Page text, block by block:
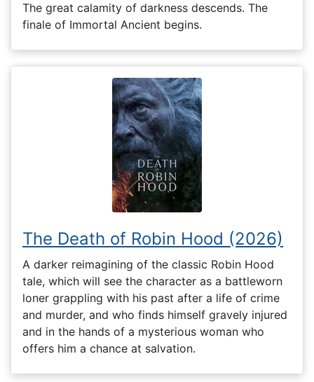
The great calamity of darkness descends. The
finale of Immortal Ancient begins.
The Death of Robin Hood (2026)
A darker reimagining of the classic Robin Hood
tale, which will see the character as a battleworn
loner grappling with his past after a life of crime
and murder, and who finds himself gravely injured
and in the hands of a mysterious woman who
offers him a chance at salvation.